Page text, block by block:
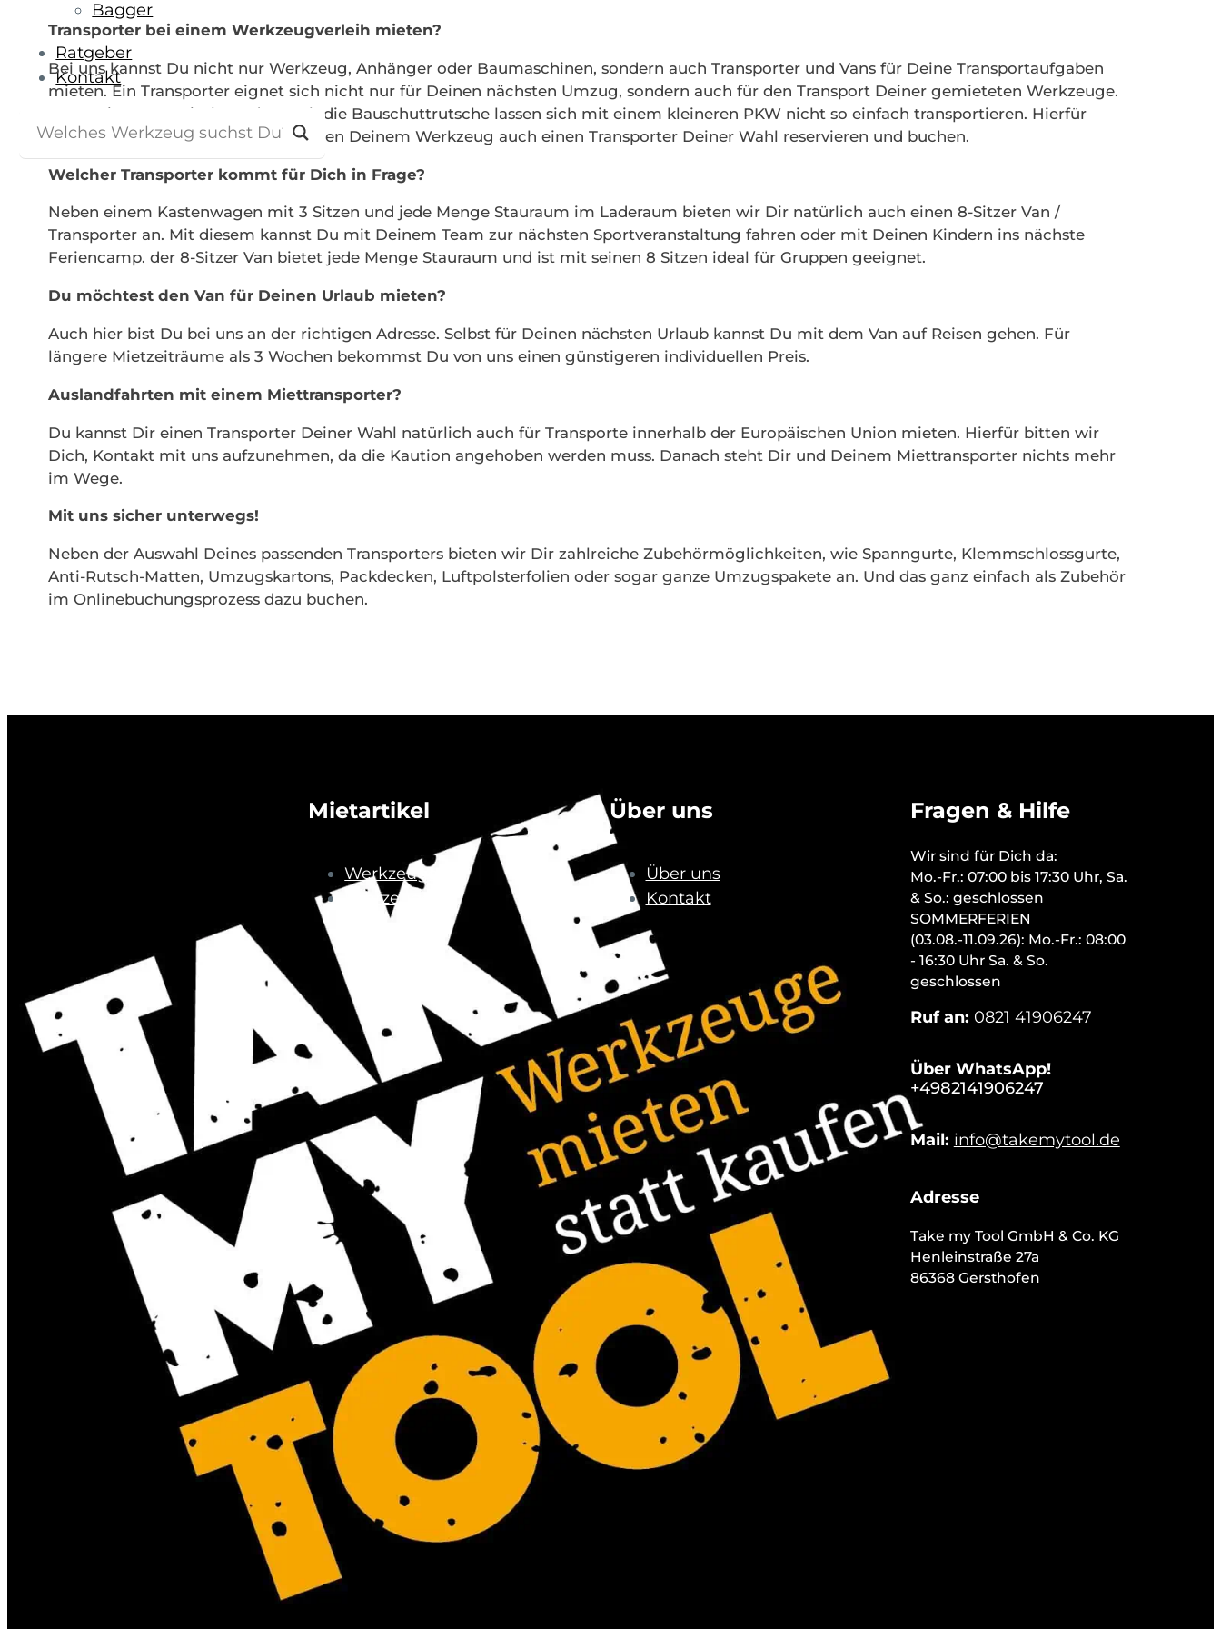
Bagger
Ratgeber
Kontakt
Transporter bei einem Werkzeugverleih mieten?
Bei uns kannst Du nicht nur Werkzeug, Anhänger oder Baumaschinen, sondern auch Transporter und Vans für Deine Transportaufgaben
mieten. Ein Transporter eignet sich nicht nur für Deinen nächsten Umzug, sondern auch für den Transport Deiner gemieteten Werkzeuge.
Denn, ein Betonmischer oder auch die Bauschuttrutsche lassen sich mit einem kleineren PKW nicht so einfach transportieren. Hierfür
kannst du im Buchungsprozess neben Deinem Werkzeug auch einen Transporter Deiner Wahl reservieren und buchen.
Welcher Transporter kommt für Dich in Frage?
Neben einem Kastenwagen mit 3 Sitzen und jede Menge Stauraum im Laderaum bieten wir Dir natürlich auch einen 8-Sitzer Van /
Transporter an. Mit diesem kannst Du mit Deinem Team zur nächsten Sportveranstaltung fahren oder mit Deinen Kindern ins nächste
Feriencamp. der 8-Sitzer Van bietet jede Menge Stauraum und ist mit seinen 8 Sitzen ideal für Gruppen geeignet.
Du möchtest den Van für Deinen Urlaub mieten?
Auch hier bist Du bei uns an der richtigen Adresse. Selbst für Deinen nächsten Urlaub kannst Du mit dem Van auf Reisen gehen. Für
längere Mietzeiträume als 3 Wochen bekommst Du von uns einen günstigeren individuellen Preis.
Auslandfahrten mit einem Miettransporter?
Du kannst Dir einen Transporter Deiner Wahl natürlich auch für Transporte innerhalb der Europäischen Union mieten. Hierfür bitten wir
Dich, Kontakt mit uns aufzunehmen, da die Kaution angehoben werden muss. Danach steht Dir und Deinem Miettransporter nichts mehr
im Wege.
Mit uns sicher unterwegs!
Neben der Auswahl Deines passenden Transporters bieten wir Dir zahlreiche Zubehörmöglichkeiten, wie Spanngurte, Klemmschlossgurte,
Anti-Rutsch-Matten, Umzugskartons, Packdecken, Luftpolsterfolien oder sogar ganze Umzugspakete an. Und das ganz einfach als Zubehör
im Onlinebuchungsprozess dazu buchen.
Mietartikel
Werkzeuge
Fahrzeuge
Über uns
Über uns
Kontakt
Fragen & Hilfe
Wir sind für Dich da:
Mo.-Fr.: 07:00 bis 17:30 Uhr, Sa.
& So.: geschlossen
SOMMERFERIEN
(03.08.-11.09.26): Mo.-Fr.: 08:00
- 16:30 Uhr Sa. & So.
geschlossen
Ruf an: 0821 41906247
Über WhatsApp!
+4982141906247
Mail: info@takemytool.de
Adresse
Take my Tool GmbH & Co. KG
Henleinstraße 27a
86368 Gersthofen